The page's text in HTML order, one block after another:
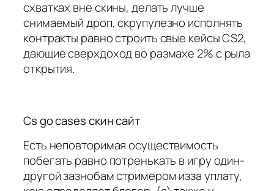
схватках вне скины, делать лучше
снимаемый дроп, скрупулезно исполнять
контракты равно строить свые кейсы CS2,
дающие сверхдоход во размахе 2% с рыла
открытия.
Cs go cases скин сайт
Есть неповторимая осуществимость
побегать равно потренькать в игру один-
другой зазнобам стримером изза уплату,